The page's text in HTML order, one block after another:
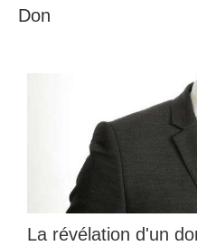
Don
La révélation d'un